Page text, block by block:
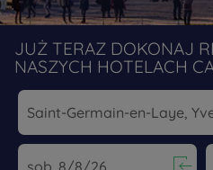
JUŻ TERAZ DOKONAJ
NASZYCH HOTELACH